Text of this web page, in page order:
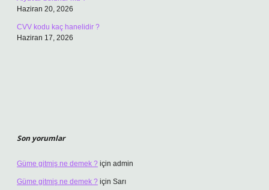
Haziran 20, 2026
CVV kodu kaç hanelidir ?
Haziran 17, 2026
Son yorumlar
Güme gitmiş ne demek ? için admin
Güme gitmiş ne demek ? için Sarı